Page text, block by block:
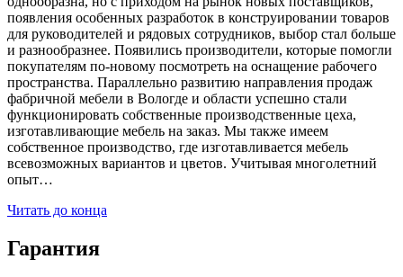
появления особенных разработок в конструировании товаров
для руководителей и рядовых сотрудников, выбор стал больше
и разнообразнее. Появились производители, которые помогли
покупателям по-новому посмотреть на оснащение рабочего
пространства. Параллельно развитию направления продаж
фабричной мебели в Вологде и области успешно стали
функционировать собственные производственные цеха,
изготавливающие мебель на заказ. Мы также имеем
собственное производство, где изготавливается мебель
всевозможных вариантов и цветов. Учитывая многолетний
опыт…
Читать до конца
Гарантия